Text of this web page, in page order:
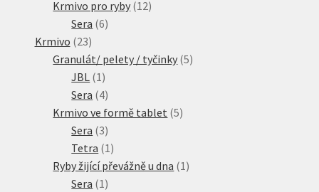
produktů
Krmivo pro ryby 1212
Sera 66
Krmivo 2323
produktů
Granulát/ pelety / tyčinky 55
JBL 1 1
produkt
Sera 44
produkty
Krmivo ve formě tablet 55
Sera 33
produkty
Tetra 1 1
produkt
Ryby žijící převážně u dna 1 1
Sera 1 1